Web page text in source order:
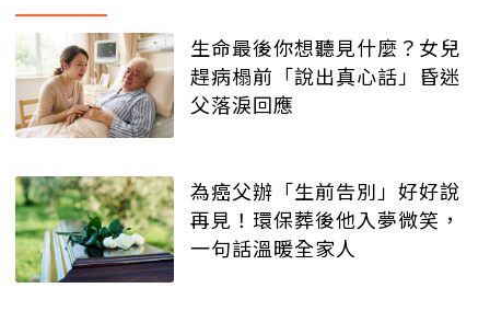
生命最後你想聽見什麼？女兒
趕病榻前「說出真心話」昏迷
父落淚回應
為癌父辦「生前告別」好好說
再見！環保葬後他入夢微笑，
一句話溫暖全家人